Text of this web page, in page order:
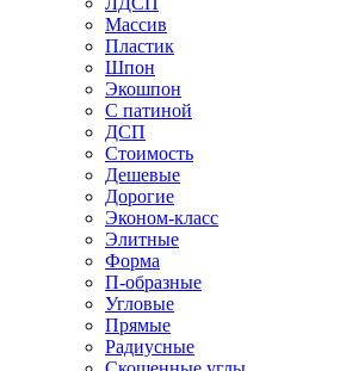
Массив
Пластик
Шпон
Экошпон
С патиной
ДСП
Стоимость
Дешевые
Дорогие
Эконом-класс
Элитные
Форма
П-образные
Угловые
Прямые
Радиусные